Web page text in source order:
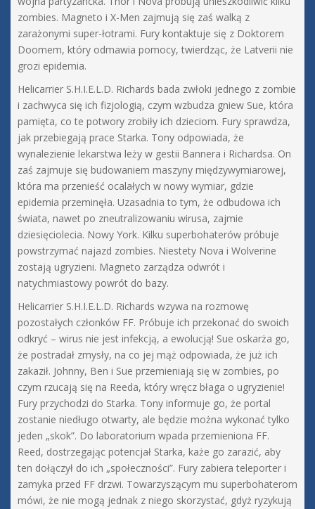
zombies. Magneto i X-Men zajmują się zaś walką z
zarażonymi super-łotrami. Fury kontaktuje się z Doktorem
Doomem, który odmawia pomocy, twierdząc, że Latverii nie
grozi epidemia.
Helicarrier S.H.I.E.L.D. Richards bada zwłoki jednego z zombie
i zachwyca się ich fizjologią, czym wzbudza gniew Sue, która
pamięta, co te potwory zrobiły ich dzieciom. Fury sprawdza,
jak przebiegają prace Starka. Tony odpowiada, że
wynalezienie lekarstwa leży w gestii Bannera i Richardsa. On
zaś zajmuje się budowaniem maszyny międzywymiarowej,
która ma przenieść ocalałych w nowy wymiar, gdzie
epidemia przeminęła. Uzasadnia to tym, że odbudowa ich
świata, nawet po zneutralizowaniu wirusa, zajmie
dziesięciolecia. Nowy York. Kilku superbohaterów próbuje
powstrzymać najazd zombies. Niestety Nova i Wolverine
zostają ugryzieni. Magneto zarządza odwrót i
natychmiastowy powrót do bazy.
Helicarrier S.H.I.E.L.D. Richards wzywa na rozmowę
pozostałych członków FF. Próbuje ich przekonać do swoich
odkryć – wirus nie jest infekcją, a ewolucją! Sue oskarża go,
że postradał zmysły, na co jej mąż odpowiada, że już ich
zakaził. Johnny, Ben i Sue przemieniają się w zombies, po
czym rzucają się na Reeda, który wręcz błaga o ugryzienie!
Fury przychodzi do Starka. Tony informuje go, że portal
zostanie niedługo otwarty, ale będzie można wykonać tylko
jeden „skok”. Do laboratorium wpada przemieniona FF.
Reed, dostrzegając potencjał Starka, każe go zarazić, aby
ten dołączył do ich „społeczności”. Fury zabiera teleporter i
zamyka przed FF drzwi. Towarzyszącym mu superbohaterom
mówi, że nie mogą jednak z niego skorzystać, gdyż ryzykują